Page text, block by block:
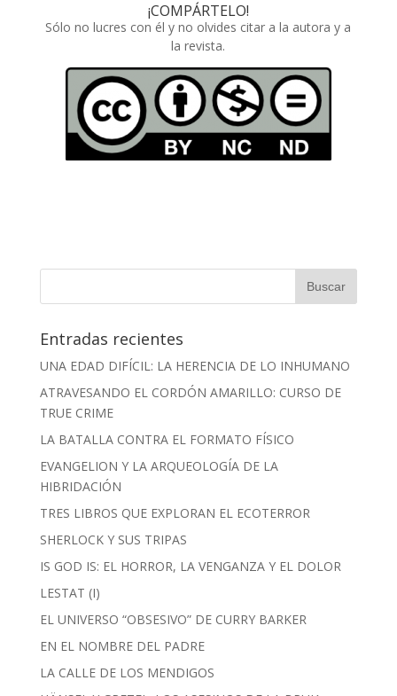
¡COMPÁRTELO!
Sólo no lucres con él y no olvides citar a la autora y a
la revista.
Entradas recientes
UNA EDAD DIFÍCIL: LA HERENCIA DE LO INHUMANO
ATRAVESANDO EL CORDÓN AMARILLO: CURSO DE
TRUE CRIME
LA BATALLA CONTRA EL FORMATO FÍSICO
EVANGELION Y LA ARQUEOLOGÍA DE LA
HIBRIDACIÓN
TRES LIBROS QUE EXPLORAN EL ECOTERROR
SHERLOCK Y SUS TRIPAS
IS GOD IS: EL HORROR, LA VENGANZA Y EL DOLOR
LESTAT (I)
EL UNIVERSO “OBSESIVO” DE CURRY BARKER
EN EL NOMBRE DEL PADRE
LA CALLE DE LOS MENDIGOS